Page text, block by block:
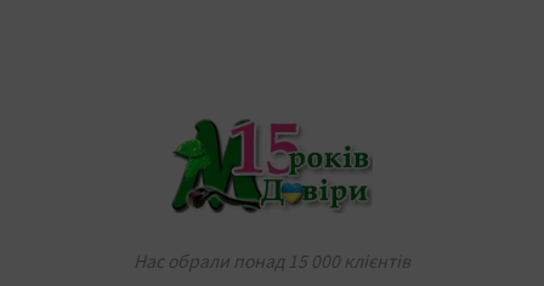
Нас обрали понад 15 000 клієнтів